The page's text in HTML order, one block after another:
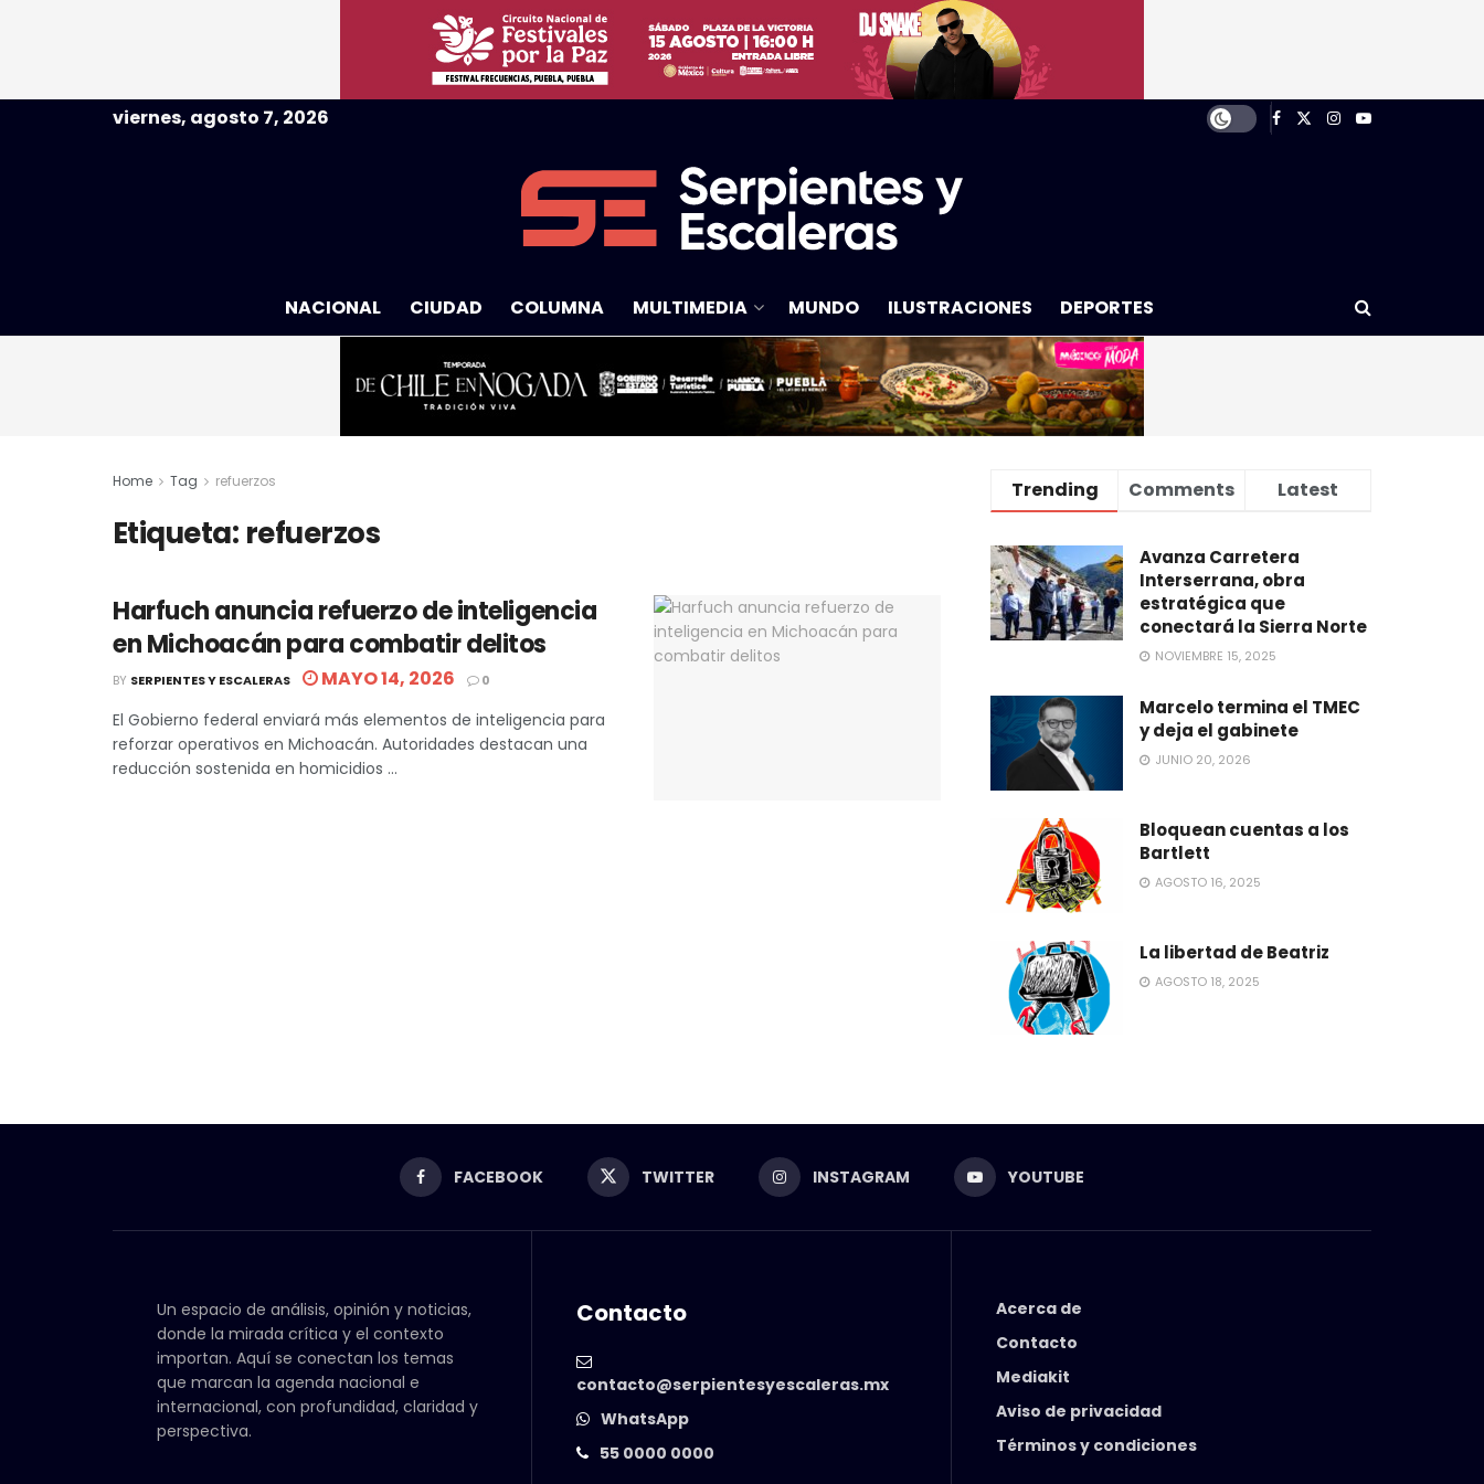
viernes, agosto 7, 2026
NACIONAL CIUDAD COLUMNA MULTIMEDIA MUNDO ILUSTRACIONES DEPORTES
Home Tag refuerzos
Etiqueta: refuerzos
Harfuch anuncia refuerzo de inteligencia
en Michoacán para combatir delitos
BY SERPIENTES Y ESCALERAS MAYO 14, 2026 0
El Gobierno federal enviará más elementos de inteligencia para
reforzar operativos en Michoacán. Autoridades destacan una
reducción sostenida en homicidios ...
Trending Comments Latest
Avanza Carretera
Interserrana, obra
estratégica que
conectará la Sierra Norte
NOVIEMBRE 15, 2025
Marcelo termina el TMEC
y deja el gabinete
JUNIO 20, 2026
Bloquean cuentas a los
Bartlett
AGOSTO 16, 2025
La libertad de Beatriz
AGOSTO 18, 2025
FACEBOOK TWITTER INSTAGRAM YOUTUBE
Un espacio de análisis, opinión y noticias,
donde la mirada crítica y el contexto
importan. Aquí se conectan los temas
que marcan la agenda nacional e
internacional, con profundidad, claridad y
perspectiva.
Contacto
contacto@serpientesyescaleras.mx
WhatsApp
55 0000 0000
Acerca de
Contacto
Mediakit
Aviso de privacidad
Términos y condiciones